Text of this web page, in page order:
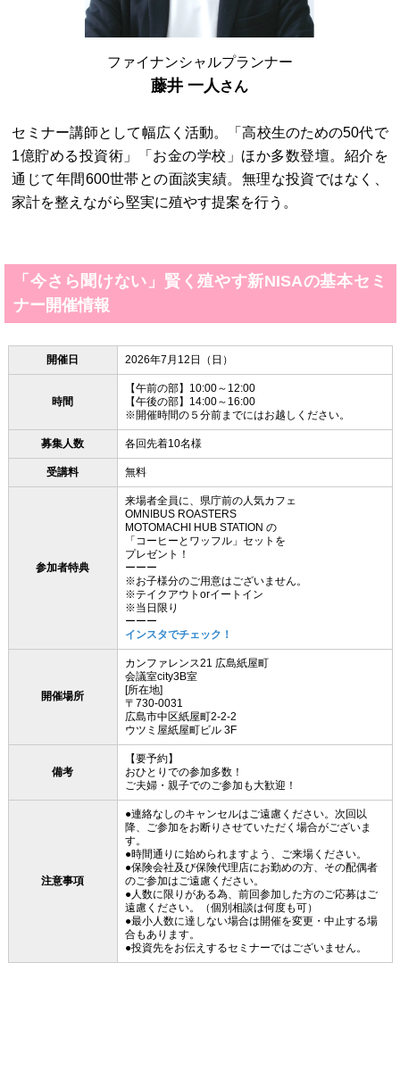
ファイナンシャルプランナー
藤井 一人さん
セミナー講師として幅広く活動。「高校生のための50代で
1億貯める投資術」「お金の学校」ほか多数登壇。紹介を
通じて年間600世帯との面談実績。無理な投資ではなく、
家計を整えながら堅実に殖やす提案を行う。
「今さら聞けない」賢く殖やす新NISAの基本セミ
ナー開催情報
開催日 2026年7月12日（日）
時間
【午前の部】10:00～12:00
【午後の部】14:00～16:00
※開催時間の５分前までにはお越しください。
募集人数 各回先着10名様
受講料 無料
参加者特典
来場者全員に、県庁前の人気カフェ
OMNIBUS ROASTERS
MOTOMACHI HUB STATION の
「コーヒーとワッフル」セットを
プレゼント！
ーーー
※お子様分のご用意はございません。
※テイクアウトorイートイン
※当日限り
ーーー
インスタでチェック！
開催場所
カンファレンス21 広島紙屋町
会議室city3B室
[所在地]
〒730-0031
広島市中区紙屋町2-2-2
ウツミ屋紙屋町ビル 3F
備考
【要予約】
おひとりでの参加多数！
ご夫婦・親子でのご参加も大歓迎！
注意事項
●連絡なしのキャンセルはご遠慮ください。次回以
降、ご参加をお断りさせていただく場合がございま
す。
●時間通りに始められますよう、ご来場ください。
●保険会社及び保険代理店にお勤めの方、その配偶者
のご参加はご遠慮ください。
●人数に限りがある為、前回参加した方のご応募はご
遠慮ください。（個別相談は何度も可）
●最小人数に達しない場合は開催を変更・中止する場
合もあります。
●投資先をお伝えするセミナーではございません。